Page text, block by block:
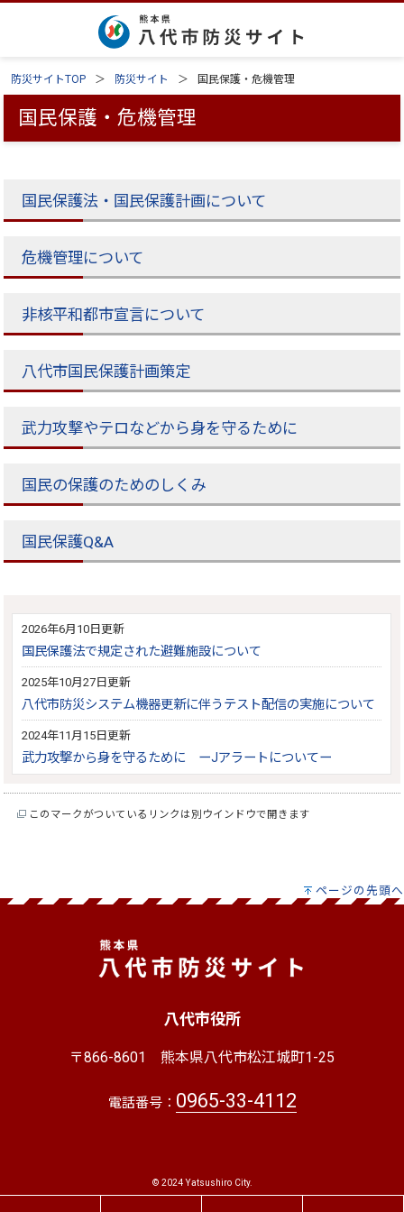
防災サイトTOP 防災サイト 国民保護・危機管理
国民保護・危機管理
国民保護法・国民保護計画について
危機管理について
非核平和都市宣言について
八代市国民保護計画策定
武力攻撃やテロなどから身を守るために
国民の保護のためのしくみ
国民保護Q&A
2026年6月10日更新
国民保護法で規定された避難施設について
2025年10月27日更新
八代市防災システム機器更新に伴うテスト配信の実施について
2024年11月15日更新
武力攻撃から身を守るために ーJアラートについてー
このマークがついているリンクは別ウインドウで開きます
ページの先頭へ
八代市役所
〒866-8601 熊本県八代市松江城町1-25
電話番号： 0965-33-4112
© 2024 Yatsushiro City.